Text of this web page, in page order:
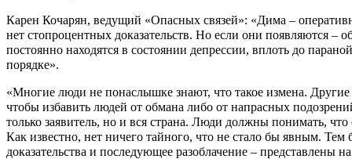
Карен Кочарян, ведущий «Опасных связей»: «Дима –
нет стопроцентных доказательств. Но если они появляются –
постоянно находятся в состоянии депрессии, вплоть до
порядке».
«Многие люди не понаслышке знают, что такое измена.
чтобы избавить людей от обмана либо от напрасных
только заявитель, но и вся страна. Люди должны понимать,
Как известно, нет ничего тайного, что не стало бы явным. Тем
доказательства и последующее разоблачение – представлены